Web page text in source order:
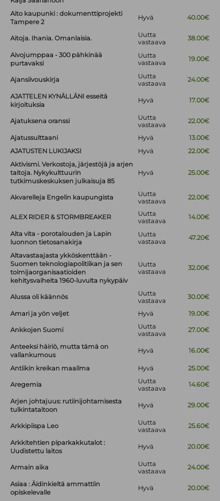
Aito kaupunki : dokumenttiprojekti
Tampere 2
Hyvä 40.00€
Aitoja. Ihania. Omanlaisia.
Uutta
vastaava
38.00€
Aivojumppaa - 300 pähkinää
purtavaksi
Uutta
vastaava
19.00€
Ajansiivouskirja
Uutta
vastaava
24.00€
AJATTELEN KYNÄLLÄNI esseitä
kirjoituksia
Hyvä 17.00€
Ajatuksena oranssi
Uutta
vastaava
22.00€
Ajatussulttaani Hyvä
13.00€
AJATUSTEN LUKIJAKSI
Hyvä
22.00€
Aktivismi. Verkostoja, järjestöjä ja arjen
taitoja. Nykykulttuurin
tutkimuskeskuksen julkaisuja 85
Hyvä 25.00€
Akvarelleja Engelin kaupungista
Uutta
vastaava
22.00€
ALEX RIDER & STORMBREAKER
Uutta
vastaava
14.00€
Alta vita - porotalouden ja Lapin
luonnon tietosanakirja
Uutta
vastaava
47.20€
Altavastaajasta ykköskenttään -
Suomen teknologiapolitiikan ja sen
toimijaorganisaatioiden
kehitysvaiheita 1960-luvulta nykypäiv
Uutta
vastaava
32.00€
Alussa oli käännös
Uutta
vastaava
30.00€
Amari ja yön veljet Hyvä 19.00€
Ankkojen Suomi
Uutta
vastaava
27.00€
Anteeksi häiriö, mutta tämä on
vallankumous
Hyvä 16.00€
Antiikin kreikan maailma Hyvä 25.00€
Aregemia
Uutta
vastaava
14.60€
Arjen johtajuus: rutiinijohtamisesta
tulkintataitoon
Hyvä 29.00€
Arkkipiispa Leo
Uutta
vastaava
25.60€
Arkkitehtien piparkakkutalot :
Uudistettu laitos
Hyvä 20.00€
Armain aika
Uutta
vastaava
24.00€
Asiaa : Äidinkieltä ammattiin
opiskelevalle
Hyvä 20.00€